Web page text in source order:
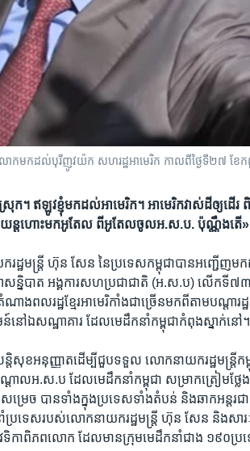
កដល់បុរីញូវយ៉ក សហរដ្ឋអាមេរិក កាលពីថ្ងៃទី២៧ ខែកញ្
។​ ​ឥឡូវ​ខ្ញុំ​មក​ដល់​អា​មេរិក។​ ​អា​មេរិក​វាស់​ដី​ឲ្យ​ដើរ​ ​ពិ
ន​យន្ត​ហោះមក​អូតែល​ ​ពី​អូតែល​ចូល​អ.ស.ប.​ ​ប៉ុណ្ណឹង​តើ
ដ្ឋ​មន្ត្រី​ ​ហ៊ុន សែន​ ​នៃ​ប្រទេស​កម្ពុជា​បាន​អញ្ជើញ​
ា​សន្និបាត​ ​អង្គការ​សហ​ប្រជាជាតិ​ ​(អ.ស.ប)​ ​លើក​ទី៧៣​
ពល​រដ្ឋ​ខ្មែរ​អាមេរិ​កាំង​ជា​ច្រើន​មក​ពី​តាម​បណ្តា​រដ្ឋ​ន
ៅ​ឯ​សណ្ឋាគារ​ ដែល​មេដឹកនាំ​កម្ពុជា​កំពុង​ស្នាក់​នៅ។
តិសុខ​អនុញ្ញាត​ដើម្បី​ជួប​ទទួល​ ​លោក​នាយក​រដ្ឋ​មន្ត្រី​ក
តាល​អ.ស.ប​ ​ដែល​មេដឹក​នាំ​កម្ពុជា​ ​សម្រាក​ត្រៀម​ថ្លែ
រេច​ ​បាន​ទាំង​ក្នុង​ប្រទេស​ទាំង​តំបន់​ ​និង​ឆាក​អន្តរ​ជា
ប្រទេស​របស់​លោក​នាយករដ្ឋ​មន្ត្រី​ ​ហ៊ុន​ សែន​ ​និង​សារ
េទិកា​ពិភព​លោក​ ​ដែល​មានក្រុម​មេ​ដឹកនាំ​ជាង​ ១៩០​ប្